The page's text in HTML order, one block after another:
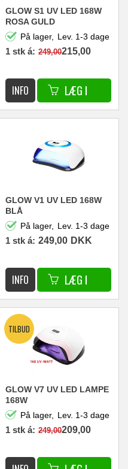
GLOW S1 UV LED 168W
ROSA GULD
På lager,
Lev. 1-3 dage
1 stk á: 249,00215,00
GLOW V1 UV LED 168W
BLÅ
På lager,
Lev. 1-3 dage
1 stk á: 249,00 DKK
GLOW V7 UV LED LAMPE
168W
På lager,
Lev. 1-3 dage
1 stk á: 249,00209,00